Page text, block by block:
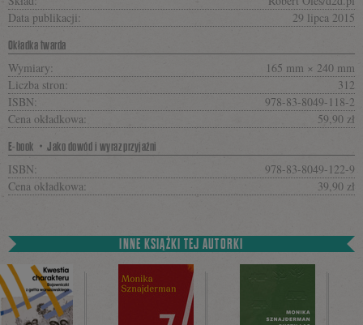
Data publikacji:
29 lipca 2015
Okładka twarda
Wymiary:
165 mm × 240 mm
Liczba stron:
312
ISBN:
978-83-8049-118-2
Cena okładkowa:
59,90 zł
E-book・Jako dowód i wyraz przyjaźni
ISBN:
978-83-8049-122-9
Cena okładkowa:
39,90 zł
INNE KSIĄŻKI TEJ AUTORKI